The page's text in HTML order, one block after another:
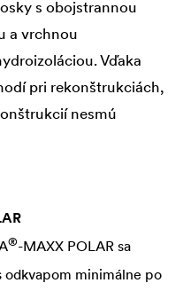
s obojstrannou
a vrchnou
Vďaka
pri rekonštrukciách,
nesmú
®-MAXX POLAR sa
odkvapom minimálne po